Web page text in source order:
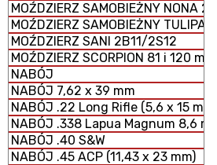
MOŹDZIERZ SAMOBIEŻNY NONA 2S9
MOŹDZIERZ SAMOBIEŻNY TULIPAN
MOŹDZIERZ SANI 2B11/2S12
MOŹDZIERZ SCORPION 81 i 120
NABÓJ
NABÓJ 7,62 x 39 mm
NABÓJ .22 Long Rifle (5,6 x 15 mm)
NABÓJ .338 Lapua Magnum 8,6 mm
NABÓJ .40 S&W
NABÓJ .45 ACP (11,43 x 23 mm)